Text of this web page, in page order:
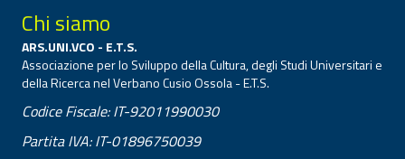
Chi siamo
ARS.UNI.VCO - E.T.S.
Associazione per lo Sviluppo della Cultura, degli Studi Universitari e
della Ricerca nel Verbano Cusio Ossola - E.T.S.
Codice Fiscale: IT-92011990030
Partita IVA: IT-01896750039